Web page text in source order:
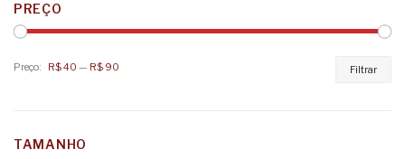
PREÇO
Filtrar
Preço: R$ 40 — R$ 90
TAMANHO